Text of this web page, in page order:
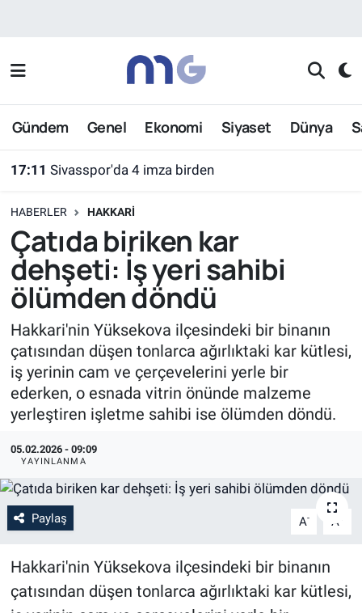
Gündem Genel Ekonomi Siyaset Dünya
17:11 Sivasspor'da 4 imza birden
HABERLER HAKKARI
Çatıda biriken kar
dehşeti: İş yeri sahibi
ölümden döndü
Hakkari'nin Yüksekova ilçesindeki bir binanın
çatısından düşen tonlarca ağırlıktaki kar kütlesi,
iş yerinin cam ve çerçevelerini yerle bir
ederken, o esnada vitrin önünde malzeme
yerleştiren işletme sahibi ise ölümden döndü.
05.02.2026 - 09:09
YAYINLANMA
Paylaş A- A
Hakkari'nin Yüksekova ilçesindeki bir binanın
çatısından düşen tonlarca ağırlıktaki kar kütlesi,
Nöbetçi Eczaneler
Hava Durumu
Süper Lig Puan Durumu ve Fikstür
Tüm Manşetler
Son Dakika Haberleri
Haber Arşivi